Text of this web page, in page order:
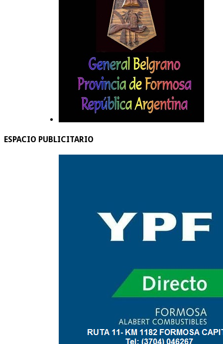
ESPACIO PUBLICITARIO